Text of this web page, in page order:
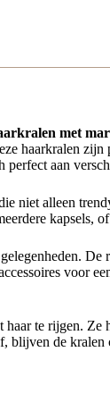
met
haarkralen
aan
niet alleen
kapsels,
voor
te rijgen. Ze
de